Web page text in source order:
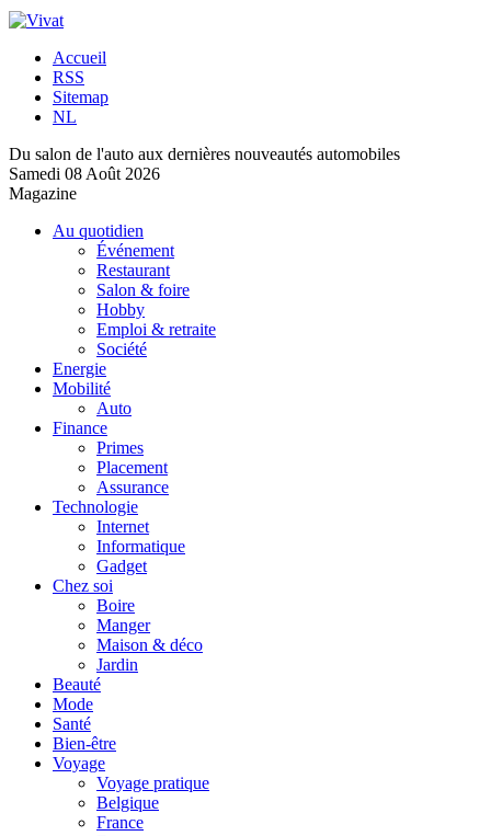
Accueil
RSS
Sitemap
NL
Du salon de l'auto aux dernières nouveautés automobiles
Samedi 08 Août 2026
Magazine
Au quotidien
Événement
Restaurant
Salon & foire
Hobby
Emploi & retraite
Société
Energie
Mobilité
Auto
Finance
Primes
Placement
Assurance
Technologie
Internet
Informatique
Gadget
Chez soi
Boire
Manger
Maison & déco
Jardin
Beauté
Mode
Santé
Bien-être
Voyage
Voyage pratique
Belgique
France